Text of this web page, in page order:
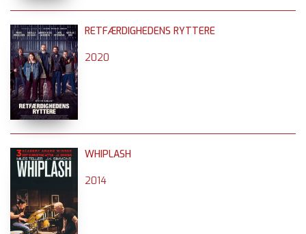
RETFÆRDIGHEDENS RYTTERE
2020
WHIPLASH
2014